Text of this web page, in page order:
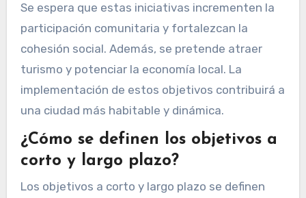
Se espera que estas iniciativas incrementen la
participación comunitaria y fortalezcan la
cohesión social. Además, se pretende atraer
turismo y potenciar la economía local. La
implementación de estos objetivos contribuirá a
una ciudad más habitable y dinámica.
¿Cómo se definen los objetivos a
corto y largo plazo?
Los objetivos a corto y largo plazo se definen